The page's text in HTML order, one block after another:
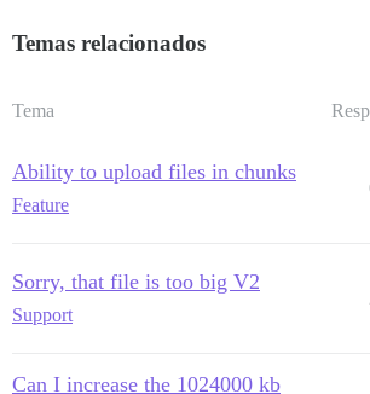
Temas relacionados
Tema
Ability to upload files in chunks
Feature
Sorry, that file is too big V2
Support
Can I increase the 1024000 kb